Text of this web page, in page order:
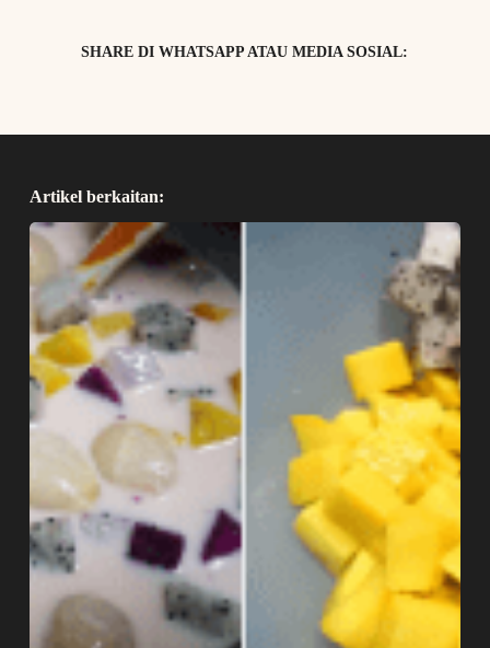
SHARE DI WHATSAPP ATAU MEDIA SOSIAL:
Artikel berkaitan: